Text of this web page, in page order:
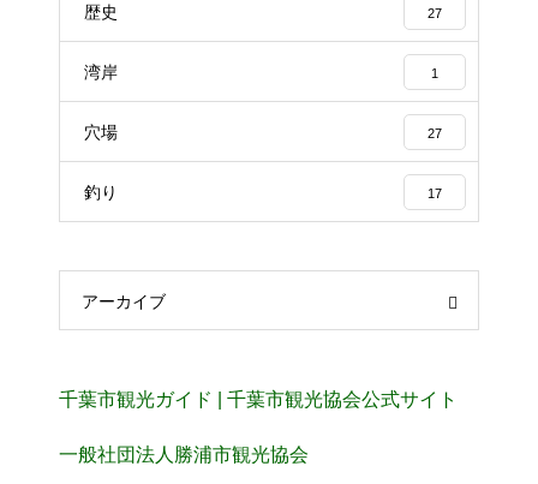
歴史 27
湾岸 1
穴場 27
釣り 17
アーカイブ
千葉市観光ガイド | 千葉市観光協会公式サイト
一般社団法人勝浦市観光協会